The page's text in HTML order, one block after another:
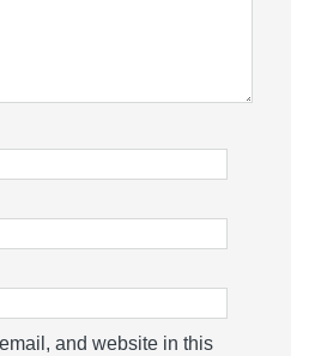
and website in this